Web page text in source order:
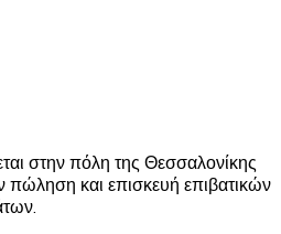
στην πόλη της Θεσσαλονίκης
πώληση και επισκευή επιβατικών